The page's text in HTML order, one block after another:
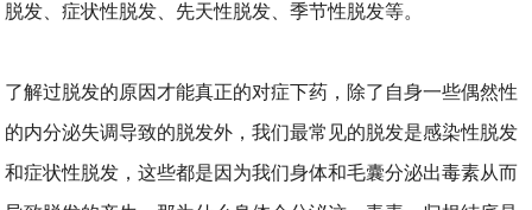
脱发、症状性脱发、先天性脱发、季节性脱发等。
了解过脱发的原因才能真正的对症下药，除了自身一些偶然性
的内分泌失调导致的脱发外，我们最常见的脱发是感染性脱发
和症状性脱发，这些都是因为我们身体和毛囊分泌出毒素从而